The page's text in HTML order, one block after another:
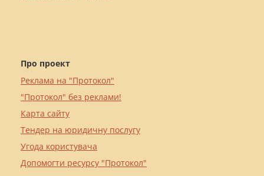
Про проект
Реклама на "Протокол"
"Протокол" без реклами!
Карта сайту
Тендер на юридичну послугу
Угода користувача
Допомогти ресурсу "Протокол"